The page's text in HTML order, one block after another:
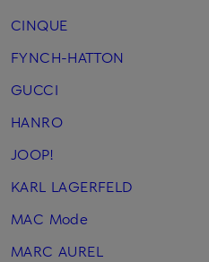
CINQUE
FYNCH-HATTON
GUCCI
HANRO
JOOP!
KARL LAGERFELD
MAC Mode
MARC AUREL